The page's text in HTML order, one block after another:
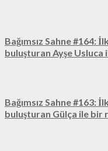
Bağımsız Sahne #164:
buluşturan Ayşe
Bağımsız Sahne #163:
buluşturan Gülça ile